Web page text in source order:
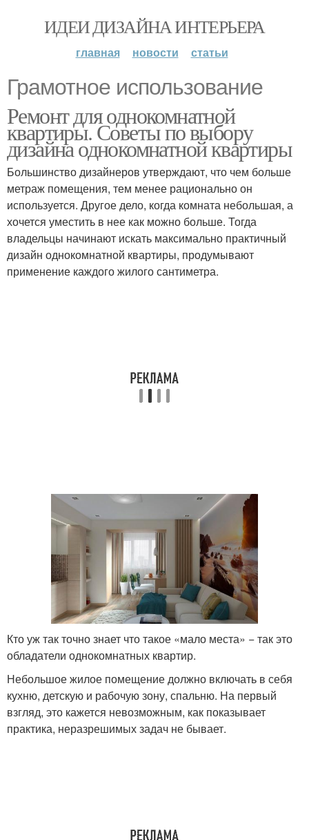
ИДЕИ ДИЗАЙНА ИНТЕРЬЕРА
главная новости статьи
Грамотное использование
Ремонт для однокомнатной
квартиры. Советы по выбору
дизайна однокомнатной квартиры
Большинство дизайнеров утверждают, что чем больше
метраж помещения, тем менее рационально он
используется. Другое дело, когда комната небольшая, а
хочется уместить в нее как можно больше. Тогда
владельцы начинают искать максимально практичный
дизайн однокомнатной квартиры, продумывают
применение каждого жилого сантиметра.
Кто уж так точно знает что такое «мало места» − так это
обладатели однокомнатных квартир.
Небольшое жилое помещение должно включать в себя
кухню, детскую и рабочую зону, спальню. На первый
взгляд, это кажется невозможным, как показывает
практика, неразрешимых задач не бывает.